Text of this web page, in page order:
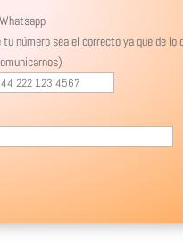
tu número sea el correcto ya que de lo